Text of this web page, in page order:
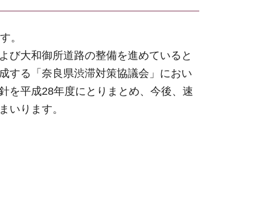
。
び大和御所道路の整備を進めていると
する「奈良県渋滞対策協議会」におい
を平成28年度にとりまとめ、今後、速
いります。